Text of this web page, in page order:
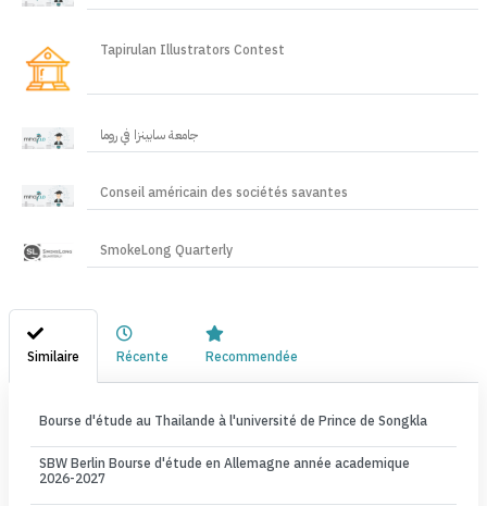
Tapirulan Illustrators Contest
جامعة سابينزا في روما
Conseil américain des sociétés savantes
SmokeLong Quarterly
Similaire Récente Recommendée
Bourse d'étude au Thailande à l'université de Prince de Songkla
SBW Berlin Bourse d'étude en Allemagne année academique
2026-2027